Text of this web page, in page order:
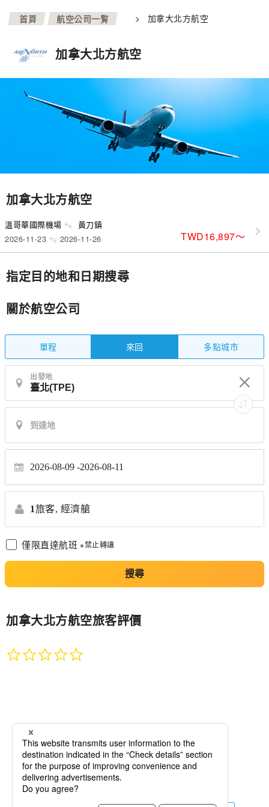
首頁 >
航空公司一覧 > 加拿大北方航空
加拿大北方航空
加拿大北方航空
溫哥華國際機場 黃刀鎮
TWD16,897〜
2026-11-23 2026-11-26
指定目的地和日期搜尋
關於航空公司
單程 來回 多點城市
出發地
2026-08-09 2026-08-11
1旅客, 經濟艙
僅限直達航班 ※禁止轉讓
搜尋
加拿大北方航空旅客評價
更多旅客評論